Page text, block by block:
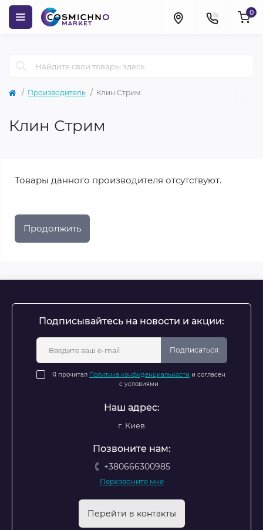
0
Производитель Клин Стрим
Клин Стрим
Товары данного производителя отсутствуют.
Продолжить
Подписывайтесь на новости и акции:
Подписаться
Я прочитал Политика конфиденциальности и согласен
с условиями
Наш адрес:
г. Киев
Позвоните нам:
+380666300985
Перезвоните мне
Перейти в контакты